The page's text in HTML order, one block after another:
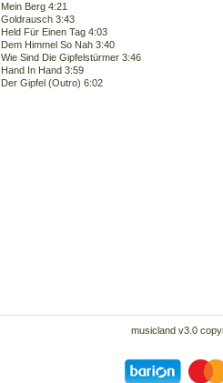
Mein Berg 4:21
Goldrausch 3:43
Held Für Einen Tag 4:03
Dem Himmel So Nah 3:40
Wie Sind Die Gipfelstürmer 3:46
Hand In Hand 3:59
Der Gipfel (Outro) 6:02
musicland v3.0